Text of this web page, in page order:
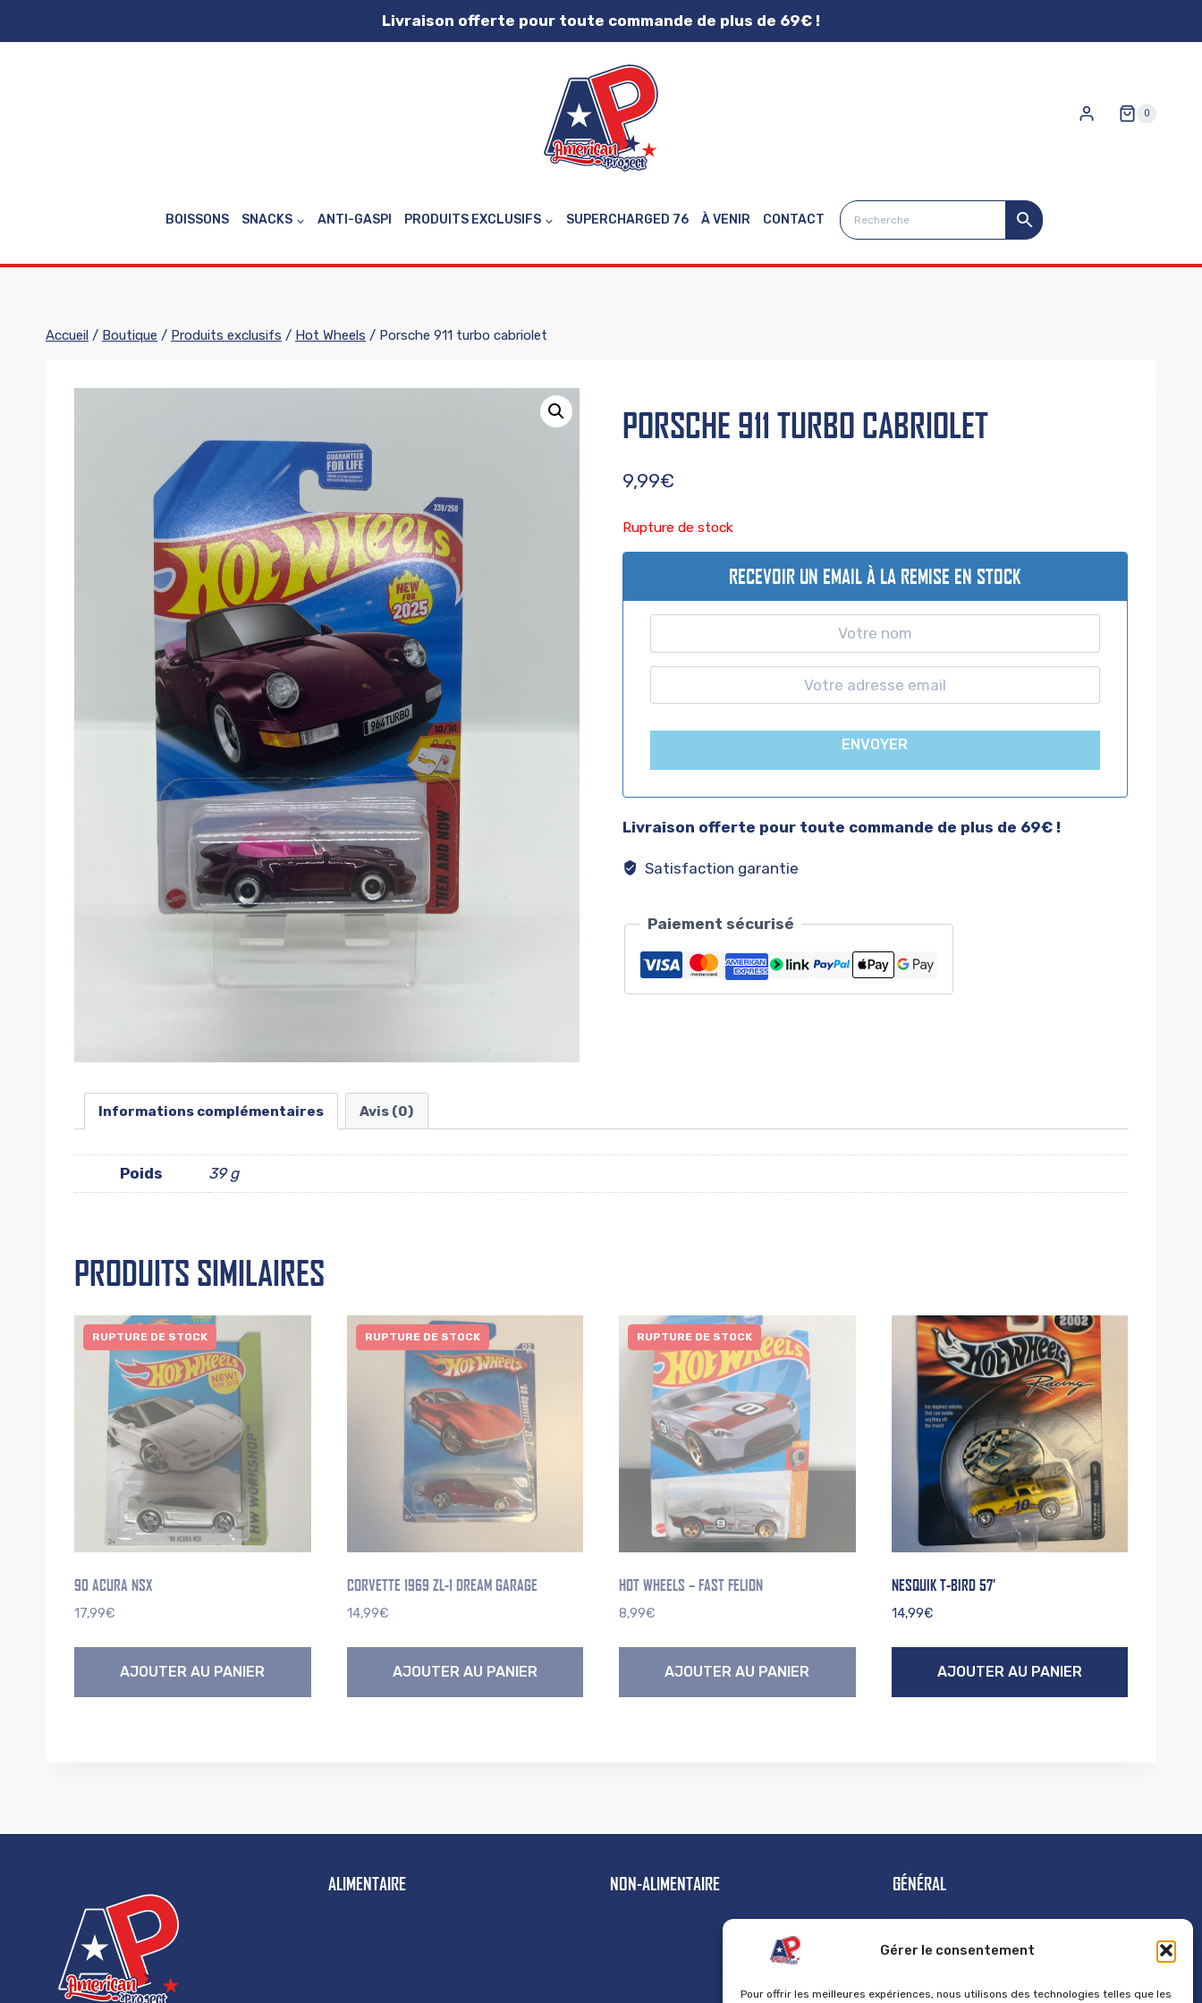
Gérer le consentement
Pour offrir les meilleures expériences, nous utilisons des technologies telles que les
Livraison offerte pour toute commande de plus de 69€ !
0
BOISSONS SNACKS ANTI-GASPI PRODUITS EXCLUSIFS SUPERCHARGED 76 À VENIR CONTACT
Accueil / Boutique / Produits exclusifs / Hot Wheels / Porsche 911 turbo cabriolet
PORSCHE 911 TURBO CABRIOLET
9,99€
Rupture de stock
RECEVOIR UN EMAIL À LA REMISE EN STOCK
ENVOYER
Livraison offerte pour toute commande de plus de 69€ !
Satisfaction garantie
Paiement sécurisé
Informations complémentaires Avis (0)
Poids 39 g
PRODUITS SIMILAIRES
RUPTURE DE STOCK
90 ACURA NSX
17,99€
AJOUTER AU PANIER
RUPTURE DE STOCK
CORVETTE 1969 ZL-1 DREAM GARAGE
14,99€
AJOUTER AU PANIER
RUPTURE DE STOCK
HOT WHEELS – FAST FELION
8,99€
AJOUTER AU PANIER
NESQUIK T-BIRD 57’
14,99€
AJOUTER AU PANIER
ALIMENTAIRE NON-ALIMENTAIRE GÉNÉRAL
Accueil
Contact